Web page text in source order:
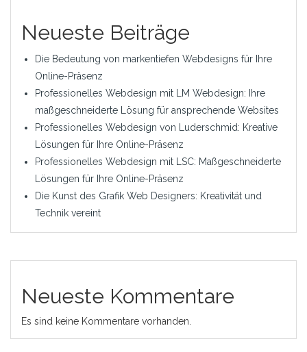
Neueste Beiträge
Die Bedeutung von markentiefen Webdesigns für Ihre
Online-Präsenz
Professionelles Webdesign mit LM Webdesign: Ihre
maßgeschneiderte Lösung für ansprechende Websites
Professionelles Webdesign von Luderschmid: Kreative
Lösungen für Ihre Online-Präsenz
Professionelles Webdesign mit LSC: Maßgeschneiderte
Lösungen für Ihre Online-Präsenz
Die Kunst des Grafik Web Designers: Kreativität und
Technik vereint
Neueste Kommentare
Es sind keine Kommentare vorhanden.